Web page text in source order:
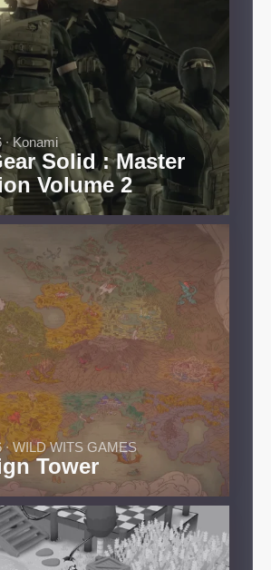
Solid : Master
Volume 2
∙ Konami
Tower
∙ WILD WITS GAMES